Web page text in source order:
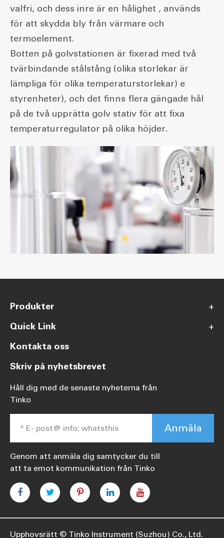
valfri, och dess inre är en hålighet , används
för att skydda bly från värmare och
termoelement.
Botten på golvstationen är fixerad med två
tvärbindande stålstång (olika storlekar är
lämpliga för olika temperaturstorlekar) e
styrenheter), och det finns flera gängade hål
på de två upprätta golv stativ för att fixa
temperaturregulator på olika höjder.
Produkter
+
Quick Link
+
Kontakta oss
Skriv på nyhetsbrevet
Håll dig med de senaste nyheterna från
Tinko
Anmäla
Genom att anmäla dig samtycker du till
att ta emot kommunikation från Tinko
Upphovsrätt © Tinko Instrument (Suzhou) Co., Ltd.